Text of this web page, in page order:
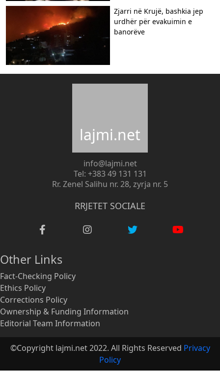
Zjarri në Krujë, bashkia jep
urdhër për evakuimin e
banorëve
lajmi.net
info@lajmi.net
Tel: +383 49 131 131
Rr. Zenel Salihu nr. 28, zyrja nr. 5
RRJETET SOCIALE
Other Links
Fact-Checking Policy
Ethics Policy
Corrections Policy
Ownership & Funding Information
Editorial Team Information
©Copyright lajmi.net 2022. All Rights Reserved Privacy
Policy